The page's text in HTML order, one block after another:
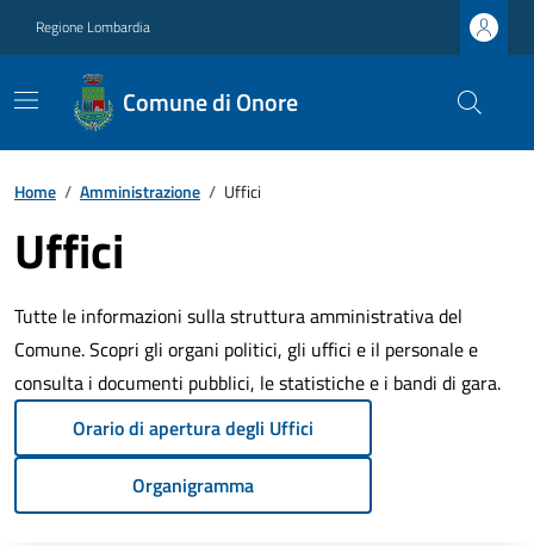
Regione Lombardia
Comune di Onore
Home / Amministrazione / Uffici
Uffici
Tutte le informazioni sulla struttura amministrativa del
Comune. Scopri gli organi politici, gli uffici e il personale e
consulta i documenti pubblici, le statistiche e i bandi di gara.
Orario di apertura degli Uffici
Organigramma